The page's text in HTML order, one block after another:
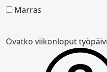
Marras
Ovatko viikonloput